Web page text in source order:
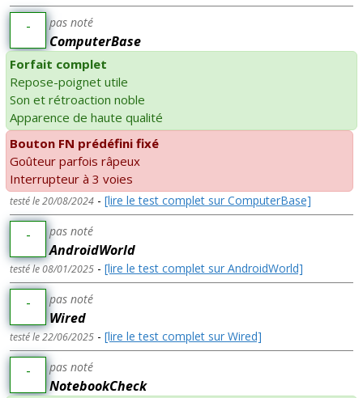
- pas noté
ComputerBase
Forfait complet
Repose-poignet utile
Son et rétroaction noble
Apparence de haute qualité
Bouton FN prédéfini fixé
Goûteur parfois râpeux
Interrupteur à 3 voies
testé le 20/08/2024 - [lire le test complet sur ComputerBase]
- pas noté
AndroidWorld
testé le 08/01/2025 - [lire le test complet sur AndroidWorld]
- pas noté
Wired
testé le 22/06/2025 - [lire le test complet sur Wired]
- pas noté
NotebookCheck